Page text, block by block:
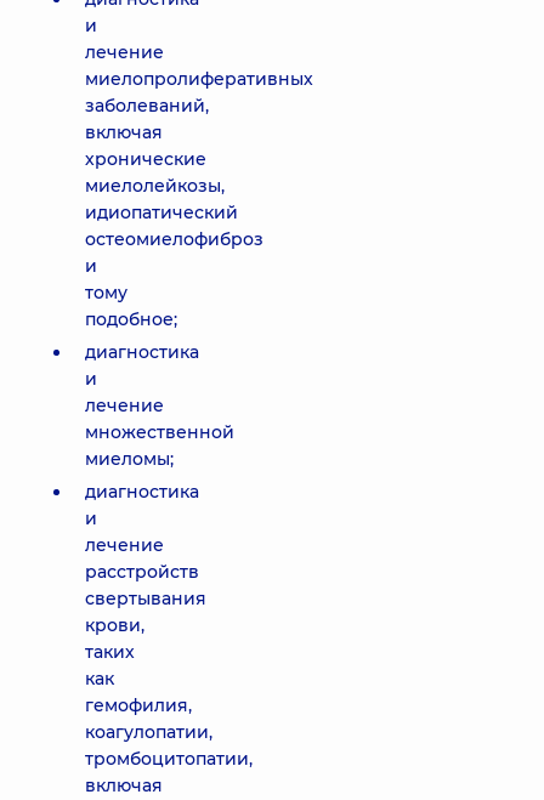
и
лечение
миелопролиферативных
заболеваний,
включая
хронические
миелолейкозы,
идиопатический
остеомиелофиброз
и
тому
подобное;
диагностика
и
лечение
множественной
миеломы;
диагностика
и
лечение
расстройств
свертывания
крови,
таких
как
гемофилия,
коагулопатии,
тромбоцитопатии,
включая